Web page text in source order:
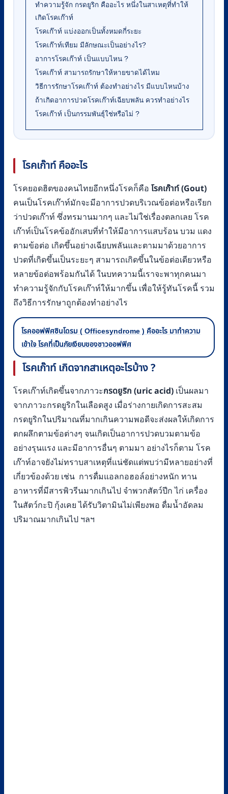
ทำความรู้จัก กรดยูริก คืออะไร หนึ่งในสาเหตุที่ทำให้
เกิดโรคเก๊าท์
โรคเก๊าท์ แบ่งออกเป็นทั้งหมดกี่ระยะ
โรคเก๊าท์เทียม มีลักษณะเป็นอย่างไร?
อาการโรคเก๊าท์ เป็นแบบไหน ?
โรคเก๊าท์ สามารถรักษาให้หายขาดได้ไหม
วิธีการรักษาโรคเก๊าท์ ต้องทำอย่างไร มีแบบไหนบ้าง
ถ้าเกิดอาการปวดโรคเก๊าท์เฉียบพลัน ควรทำอย่างไร
โรคเก๊าท์ เป็นกรรมพันธุ์ใช่หรือไม่ ?
โรคเก๊าท์ คืออะไร
โรคยอดฮิตของคนไทยอีกหนึ่งโรคก็คือ โรคเก๊าท์ (Gout)
คนเป็นโรคเก๊าท์มักจะมีอาการปวดบริเวณข้อต่อหรือเรียก
ว่าปวดเก๊าท์ ซึ่งทรมานมากๆ และไม่ใช่เรื่องตลกเลย โรค
เก๊าท์เป็นโรคข้ออักเสบที่ทำให้มีอาการแสบร้อน บวม แดง
ตามข้อต่อ เกิดขึ้นอย่างเฉียบพลันและตามมาด้วยอาการ
ปวดที่เกิดขึ้นเป็นระยะๆ สามารถเกิดขึ้นในข้อต่อเดียวหรือ
หลายข้อต่อพร้อมกันได้ ในบทความนี้เราจะพาทุกคนมา
ทำความรู้จักกับโรคเก๊าท์ให้มากขึ้น เพื่อให้รู้ทันโรคนี้ รวม
ถึงวิธีการรักษาถูกต้องทำอย่างไร
โรคออฟฟิศซินโดรม ( Officesyndrome ) คืออะไร มาทำความ
เข้าใจ โรคที่เป็นภัยเงียบของชาวออฟฟิศ
โรคเก๊าท์ เกิดจากสาเหตุอะไรบ้าง?
โรคเก๊าท์เกิดขึ้นจากภาวะกรดยูริก (uric acid) เป็นผลมา
จากภาวะกรดยูริกในเลือดสูง เมื่อร่างกายเกิดการสะสม
กรดยูริกในปริมาณที่มากเกินความพอดีจะส่งผลให้เกิดการ
ตกผลึกตามข้อต่างๆ จนเกิดเป็นอาการปวดบวมตามข้อ
อย่างรุนแรง และมีอาการอื่นๆ ตามมา อย่างไรก็ตาม โรค
เก๊าท์อาจยังไม่ทราบสาเหตุที่แน่ชัดแต่พบว่ามีหลายอย่างที่
เกี่ยวข้องด้วย เช่น การดื่มแอลกอฮอล์อย่างหนัก ทาน
อาหารที่มีสารพิวรีนมากเกินไป จำพวกสัตว์ปีก ไก่ เครื่อง
ในสัตว์กะปิ กุ้งเคย ได้รับวิตามินไม่เพียงพอ ดื่มน้ำอัดลม
ปริมาณมากเกินไป ฯลฯ